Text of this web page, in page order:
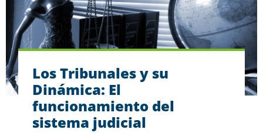
Los Tribunales y su
Dinámica: El
funcionamiento del
sistema judicial